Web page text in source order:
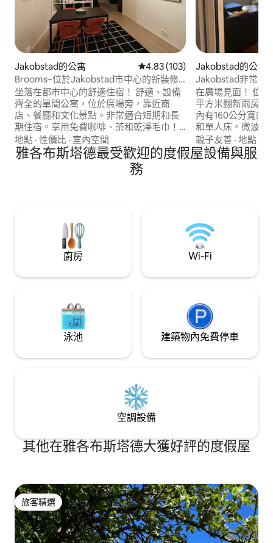
Jakobstad的公寓 從 103 則評價中獲得 4.83 的平
4.83 (103)
Brooms–位於Jakobstad市中心的新裝修
單間公寓
坐落在都市中心的舒適住宿！ 舒適、設備
齊全的單間公寓，位於廣場旁，靠近商
店、餐廳和文化景點。非常適合短期和長
期住宿。享用免費咖啡、茶和乾淨毛巾！
📍 位於市中心 – 一切都在步行範圍內 🏡 設
備齊全 – 所有必需品，讓您住得舒適 ☕ 包
含咖啡和茶 Vi pratar svenska 🇸🇪
Puhumme suomea 🇫🇮 我們會說英語 🏴󠁧󠁢󠁥󠁮󠁧󠁿
地點 · 性價比 · 室內空間
Jakobstad的公寓
Jakobstad非常中
公寓
在廣場見面！ 位於皮埃塔薩里市中心的55
平方米翻新兩房公寓
內有160公分寬的
和單人床。微波爐
廣場旁邊！ 雅各
市中心的二居室，
1-4人。臥室內有
親子友善 ·地點
雅各布斯塔德最受歡迎的度假屋設備與服
務
廚房 Wi-Fi
泳池 建築物內免費停車
空調設備
其他在雅各布斯塔德大獲好評的度假屋
旅客精選
旅客精選